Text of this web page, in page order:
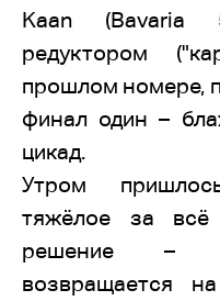
Kaan (Bavaria
редуктором
прошлом номере,
финал один –
цикад.
Утром
тяжёлое за всё
решение –
возвращается